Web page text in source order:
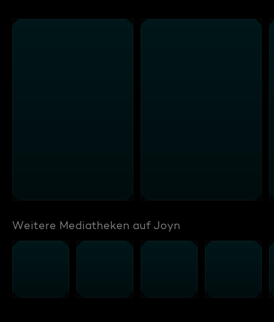
Weitere Mediatheken auf Joyn